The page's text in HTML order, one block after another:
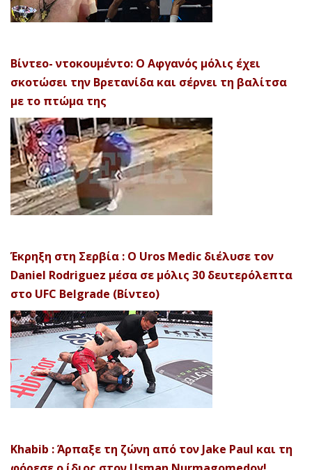
Βίντεο- ντοκουμέντο: Ο Αφγανός μόλις έχει
σκοτώσει την Βρετανίδα και σέρνει τη βαλίτσα
με το πτώμα της
Έκρηξη στη Σερβία : Ο Uros Medic διέλυσε τον
Daniel Rodriguez μέσα σε μόλις 30 δευτερόλεπτα
στο UFC Belgrade (Βίντεο)
Khabib : Άρπαξε τη ζώνη από τον Jake Paul και τη